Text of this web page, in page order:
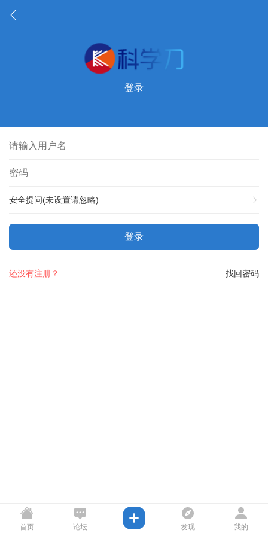
登录
安全提问(未设置请忽略)
登录
找回密码
还没有注册？
首页 论坛 发现 我的